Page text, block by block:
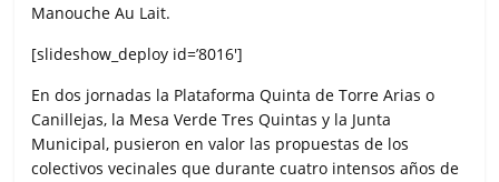
Manouche Au Lait.
[slideshow_deploy id=’8016′]
En dos jornadas la Plataforma Quinta de Torre Arias o
Canillejas, la Mesa Verde Tres Quintas y la Junta
Municipal, pusieron en valor las propuestas de los
colectivos vecinales que durante cuatro intensos años de